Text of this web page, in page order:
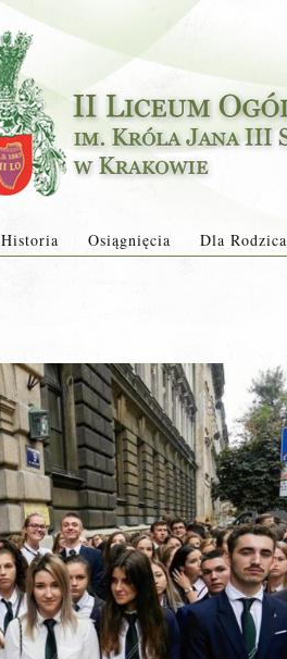
Historia Osiągnięcia Dla Rodzica